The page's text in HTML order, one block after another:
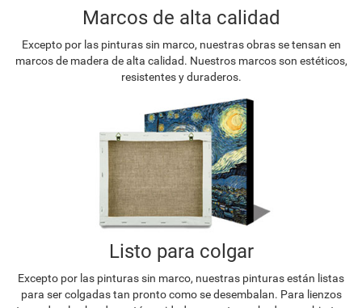
Marcos de alta calidad
Excepto por las pinturas sin marco, nuestras obras se tensan en
marcos de madera de alta calidad. Nuestros marcos son estéticos,
resistentes y duraderos.
Listo para colgar
Excepto por las pinturas sin marco, nuestras pinturas están listas
para ser colgadas tan pronto como se desembalan. Para lienzos